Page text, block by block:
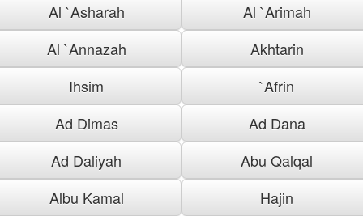
Al `Asharah
Al `Arimah
Al `Annazah
Akhtarin
Ihsim
`Afrin
Ad Dimas
Ad Dana
Ad Daliyah
Abu Qalqal
Albu Kamal
Hajin